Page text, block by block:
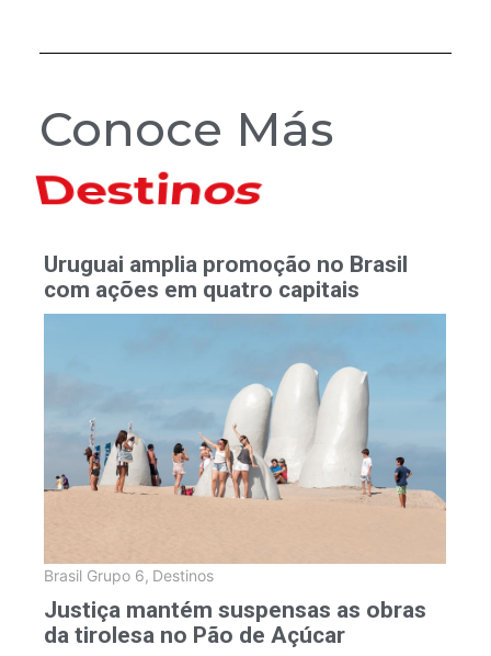
Conoce Más
Hoteles
Uruguai amplia promoção no Brasil
com ações em quatro capitais
Brasil Grupo 6, Destinos
Justiça mantém suspensas as obras
da tirolesa no Pão de Açúcar